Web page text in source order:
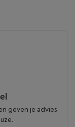
geven je advies.